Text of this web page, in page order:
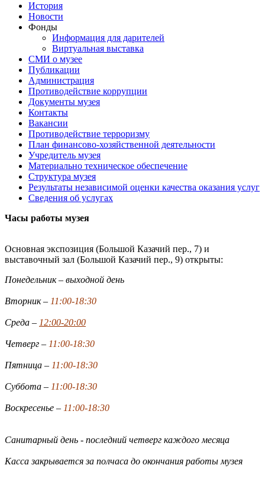
История
Новости
Фонды
Информация для дарителей
Виртуальная выставка
СМИ о музее
Публикации
Администрация
Противодействие коррупции
Документы музея
Контакты
Вакансии
Противодействие терроризму
План финансово-хозяйственной деятельности
Учредитель музея
Материально техническое обеспечение
Структура музея
Результаты независимой оценки качества оказания услуг
Сведения об услугах
Часы работы музея
Основная экспозиция (Большой Казачий пер., 7) и
выставочный зал (Большой Казачий пер., 9) открыты:
Понедельник – выходной день
Вторник – 11:00-18:30
Среда – 12:00-20:00
Четверг – 11:00-18:30
Пятница – 11:00-18:30
Суббота – 11:00-18:30
Воскресенье – 11:00-18:30
Санитарный день - последний четверг каждого месяца
Касса закрывается за полчаса до окончания работы музея